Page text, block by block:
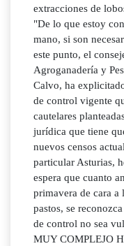
extracciones de
"De lo que estoy
mano, si son
este punto, el
Agroganadería y
Calvo, ha
de control vigente
cautelares
jurídica que tiene
nuevos censos
particular Asturias,
espera que cuanto
primavera de cara a
pastos, se
de control no sea
MUY COMPLEJO